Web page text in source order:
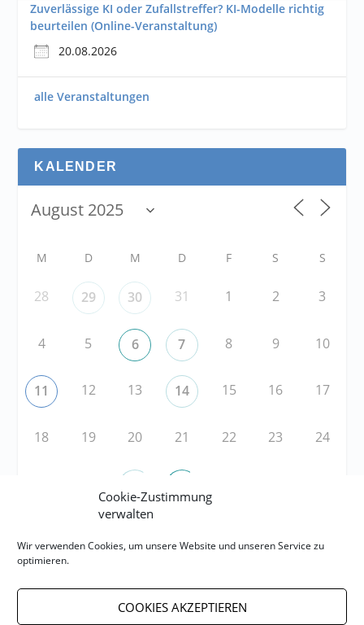
Cookie-Zustimmung
verwalten
Wir verwenden Cookies, um unsere Website und unseren Service zu
optimieren.
COOKIES AKZEPTIEREN
Zuverlässige KI oder Zufallstreffer? KI-Modelle richtig
beurteilen (Online-Veranstaltung)
20.08.2026
alle Veranstaltungen
KALENDER
M D M D F S S
28 29 30 31 1 2 3
4 5 6 7 8 9 10
11 12 13 14 15 16 17
18 19 20 21 22 23 24
RSS
RSS-FEED abonnieren